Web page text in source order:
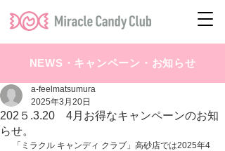
NEWS・キャンペーン・お知らせ
202５.3.20 4月お得なキャンペーンのお知
らせ。
a-feelmatsumura
2025年3月20日
「ミラクル キャンディ クラブ」高砂店では2025年4